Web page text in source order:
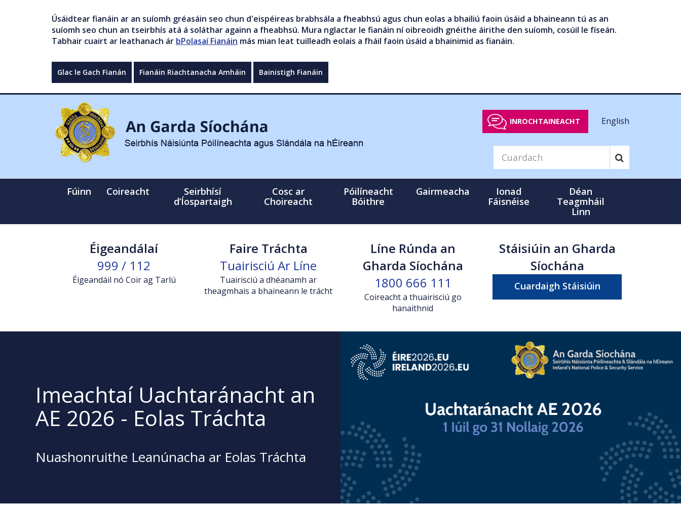
Úsáidtear fianáin ar an suíomh gréasáin seo chun d'eispéireas brabhsála a fheabhsú agus chun eolas a bhailiú faoin úsáid a bhaineann tú as an
suíomh seo chun an tseirbhís atá á soláthar againn a fheabhsú. Mura nglactar le fianáin ní oibreoidh gnéithe áirithe den suíomh, cosúil le físeán.
Tabhair cuairt ar leathanach ár bPolasaí Fianáin más mian leat tuilleadh eolais a fháil faoin úsáid a bhainimid as fianáin.
Glac le Gach Fianán Fianáin Riachtanacha Amháin Bainistigh Fianáin
INROCHTAINEACHT English
Fúinn Coireacht
Seirbhísí
d’Íospartaigh
Cosc ar
Choireacht
Póilíneacht
Bóithre
Gairmeacha
Ionad
Fáisnéise
Déan
Teagmháil
Linn
Éigeandálaí
999 / 112
Éigeandáil nó Coir ag Tarlú
Faire Tráchta
Tuairisciú Ar Líne
Tuairisciú a dhéanamh ar
theagmhais a bhaineann le trácht
Líne Rúnda an
Gharda Síochána
1800 666 111
Coireacht a thuairisciú go
hanaithnid
Stáisiúin an Gharda
Síochána
Cuardaigh Stáisiúin
Imeachtaí Uachtaránacht an
AE 2026 - Eolas Tráchta
Nuashonruithe Leanúnacha ar Eolas Tráchta